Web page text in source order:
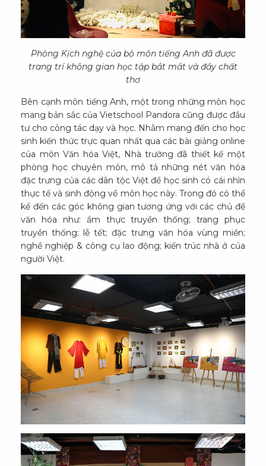
Phòng Kịch nghệ của bộ môn tiếng Anh đã được
trang trí không gian học tập bắt mắt và đầy chất
thơ
Bên cạnh môn tiếng Anh, một trong những môn học
mang bản sắc của Vietschool Pandora cũng được đầu
tư cho công tác dạy và học. Nhằm mang đến cho học
sinh kiến thức trực quan nhất qua các bài giảng online
của môn Văn hóa Việt, Nhà trường đã thiết kế một
phòng học chuyên môn, mô tả những nét văn hóa
đặc trưng của các dân tộc Việt để học sinh có cái nhìn
thực tế và sinh động về môn học này. Trong đó có thể
kể đến các góc không gian tương ứng với các chủ đề
văn hóa như: ẩm thực truyền thống; trang phục
truyền thống; lễ tết; đặc trưng văn hóa vùng miền;
nghề nghiệp & công cụ lao động; kiến trúc nhà ở của
người Việt.